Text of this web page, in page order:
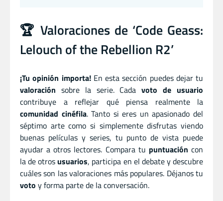
🏆 Valoraciones de ‘Code Geass:
Lelouch of the Rebellion R2’
¡Tu opinión importa!En esta sección puedes dejar tu
valoración sobre la serie. Cadavoto de usuario
contribuye a reflejar qué piensa realmente la
comunidad cinéfila. Tanto si eres un apasionado del
séptimo arte como si simplemente disfrutas viendo
buenas películas y series, tu punto de vista puede
ayudar a otros lectores. Compara tu puntuación con
la de otros usuarios, participa en el debate y descubre
cuáles son las valoraciones más populares. Déjanos tu
voto y forma parte de la conversación.